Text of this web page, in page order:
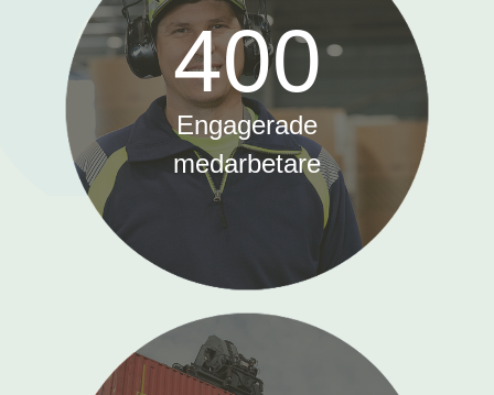
400
Engagerade
medarbetare